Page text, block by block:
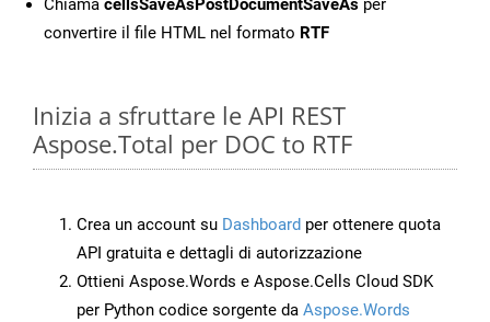
Chiama cellsSaveAsPostDocumentSaveAs per
convertire il file HTML nel formato RTF
Inizia a sfruttare le API REST
Aspose.Total per DOC to RTF
Crea un account su Dashboard per ottenere quota
API gratuita e dettagli di autorizzazione
Ottieni Aspose.Words e Aspose.Cells Cloud SDK
per Python codice sorgente da Aspose.Words